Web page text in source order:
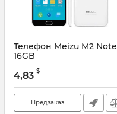
Телефон Meizu M2 Note
16GB
4,83 $
Предзаказ